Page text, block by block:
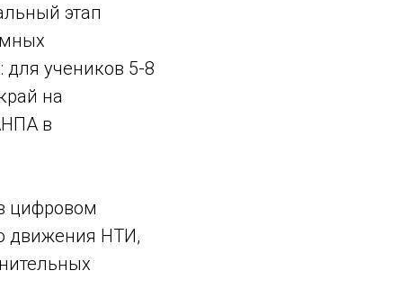
этап
для учеников 5-8
на
в
цифровом
движения НТИ,